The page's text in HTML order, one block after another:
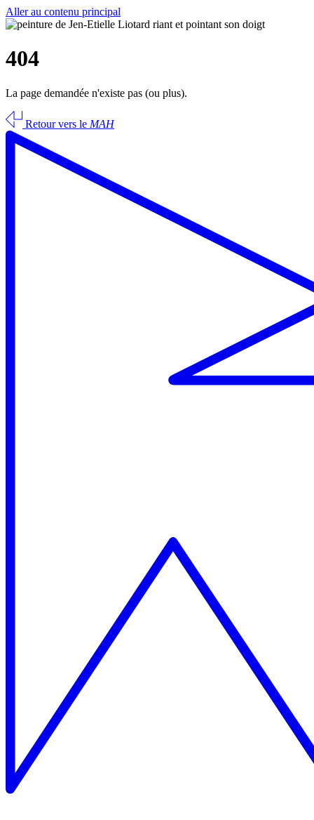
Aller au contenu principal
404
La page demandée n'existe pas (ou plus).
Retour vers le MAH